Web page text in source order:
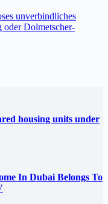
unverbindliches
oder Dolmetscher-
housing units under
In Dubai Belongs To